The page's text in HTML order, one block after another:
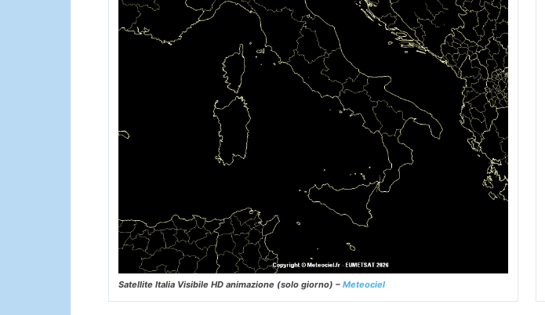
Satellite Italia Visibile HD animazione (solo giorno) – Meteociel